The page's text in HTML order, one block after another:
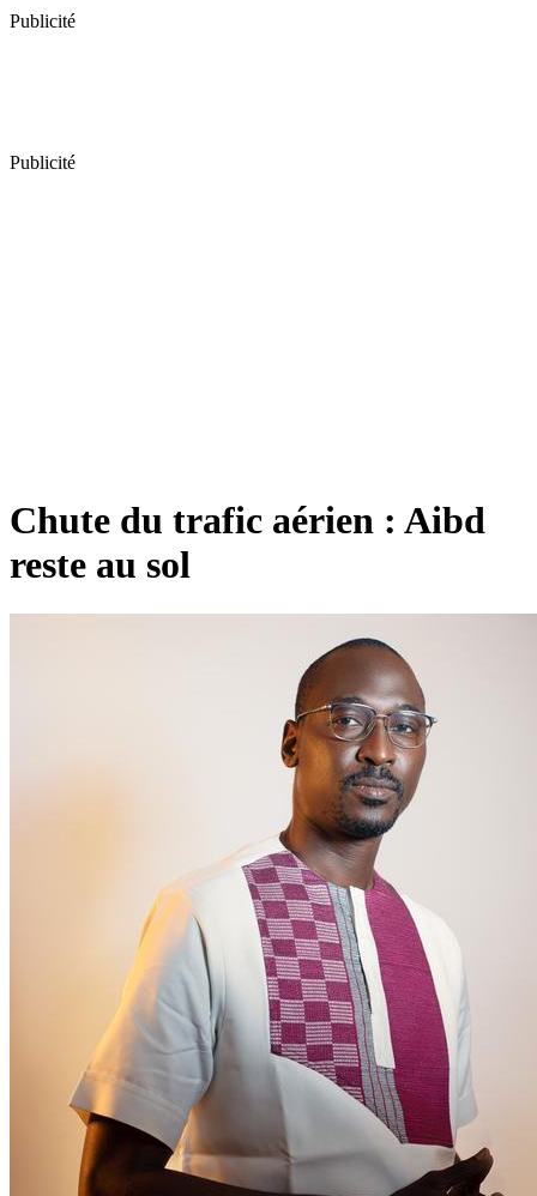
Publicité
Publicité
Chute du trafic aérien : Aibd
reste au sol